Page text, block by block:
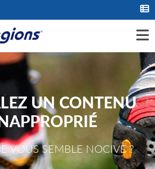
des cookies
UN CONTENU
VOUS SEMBLE NOCIVE ?